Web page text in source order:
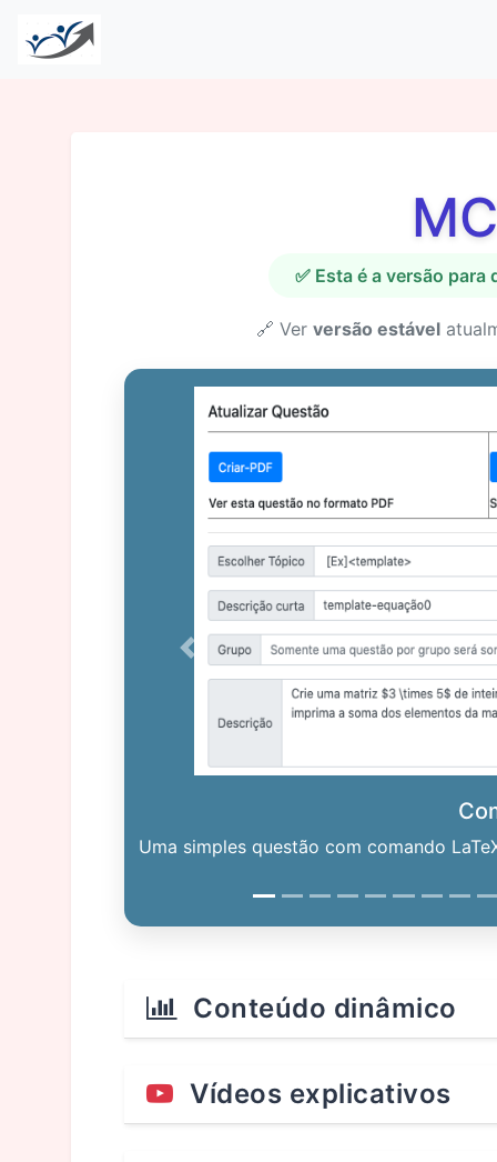
✅ Esta é a versão
🔗 Ver versão estável
Uma simples questão com comando
Previous
Conteúdo dinâmico
Vídeos explicativos